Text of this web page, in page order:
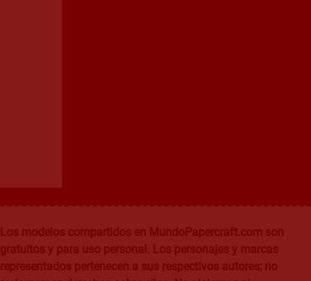
Los modelos compartidos en MundoPapercraft.com son
gratuitos y para uso personal. Los personajes y marcas
representados pertenecen a sus respectivos autores; no